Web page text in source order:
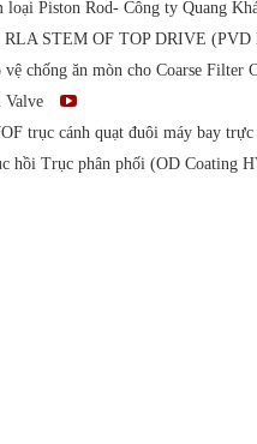
loại Piston Rod- Công ty Quang
RLA STEM OF TOP DRIVE
vệ chống ăn mòn cho Coarse Filter
Valve
trục cánh quạt đuôi máy bay
hồi Trục phân phối (OD Coating